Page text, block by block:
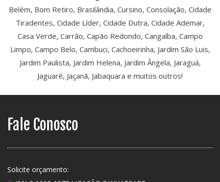
Belém, Bom Retiro, Brasilândia, Cursino, Consolação, Cidade
Tiradentes, Cidade Líder, Cidade Dutra, Cidade Ademar,
Casa Verde, Carrão, Capão Redondo, Cangaíba, Campo
Limpo, Campo Belo, Cambuci, Cachoeirinha, Jardim São Luis,
Jardim Paulista, Jardim Helena, Jardim Ângela, Jaraguá,
Jaguaré, Jaçanã, Jabaquara e muitos outros!
Fale Conosco
Solicite orçamento: